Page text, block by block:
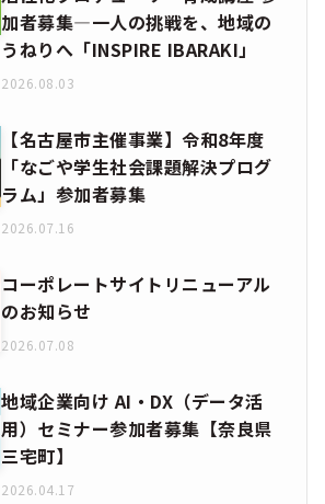
加者募集―一人の挑戦を、地域の
うねりへ「INSPIRE IBARAKI」
2026.08.03
【名古屋市主催事業】令和8年度
「なごや学生社会課題解決プログ
ラム」参加者募集
2026.07.16
コーポレートサイトリニューアル
のお知らせ
2026.07.08
地域企業向け AI・DX（データ活
用）セミナー参加者募集【奈良県
三宅町】
2026.04.17